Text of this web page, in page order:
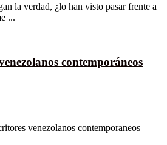
la verdad, ¿lo han visto pasar frente a
...
contemporáneos
venezolanos contemporaneos